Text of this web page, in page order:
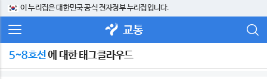
이 누리집은 대한민국 공식 전자정부 누리집입니다.
교통
5~8호선 에 대한 태그클라우드